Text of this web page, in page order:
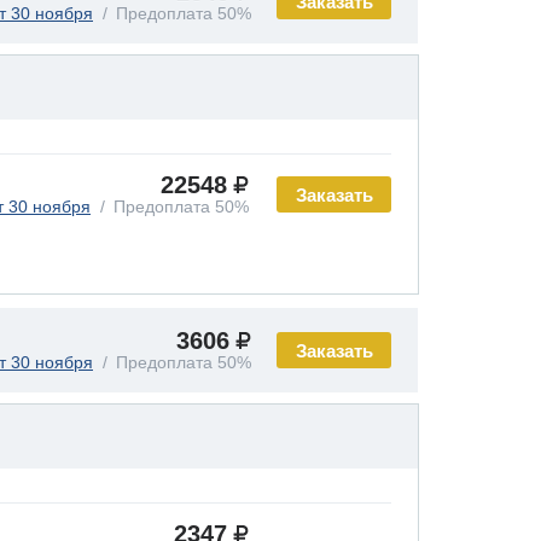
30 ноября Предоплата 50%
Заказать
22548
30 ноября Предоплата 50%
Заказать
3606
30 ноября Предоплата 50%
2347